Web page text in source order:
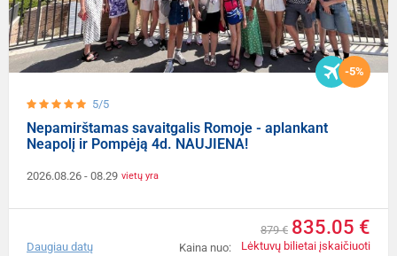
5/5
-5%
Nepamirštamas savaitgalis Romoje - aplankant
Neapolį ir Pompėją 4d. NAUJIENA!
2026.08.26 - 08.29 vietų yra
Kaina nuo:
879 € 835.05 €
Lėktuvų bilietai įskaičiuoti
Daugiau datų